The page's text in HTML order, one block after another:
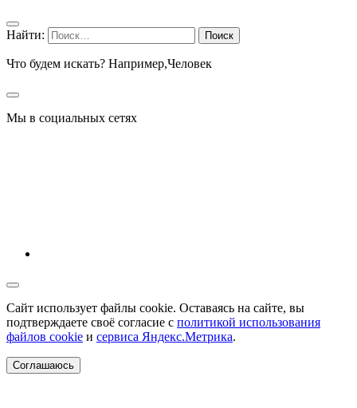
Найти:
Что будем искать? Например,Человек
Мы в социальных сетях
Сайт использует файлы cookie. Оставаясь на сайте, вы
подтверждаете своё согласие с политикой использования
файлов cookie и сервиса Яндекс.Метрика.
Соглашаюсь